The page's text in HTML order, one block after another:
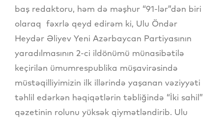
baş redaktoru, həm də məşhur “91-lər”dən biri
olaraq fəxrlə qeyd edirəm ki, Ulu Öndər
Heydər Əliyev Yeni Azərbaycan Partiyasının
yaradılmasının 2-ci ildönümü münasibətilə
keçirilən ümumrespublika müşavirəsində
müstəqilliyimizin ilk illərində yaşanan vəziyyəti
təhlil edərkən həqiqətlərin təbliğində “İki sahil”
qəzetinin rolunu yüksək qiymətləndirib. Ulu